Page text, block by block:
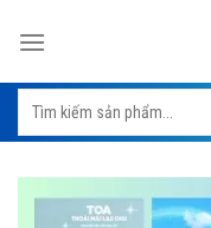
Tìm
kiếm: